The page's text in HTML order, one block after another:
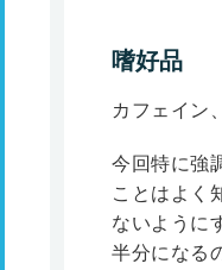
嗜好品
カフェイン
今回特に強
ことはよく
ないように
半分になる